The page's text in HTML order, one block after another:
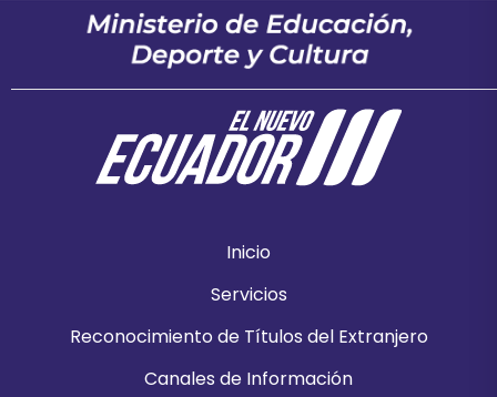
Inicio
Servicios
Reconocimiento de Títulos del Extranjero
Canales de Información